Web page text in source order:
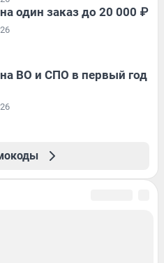
один заказ до 20 000 ₽
ВО и СПО в первый год